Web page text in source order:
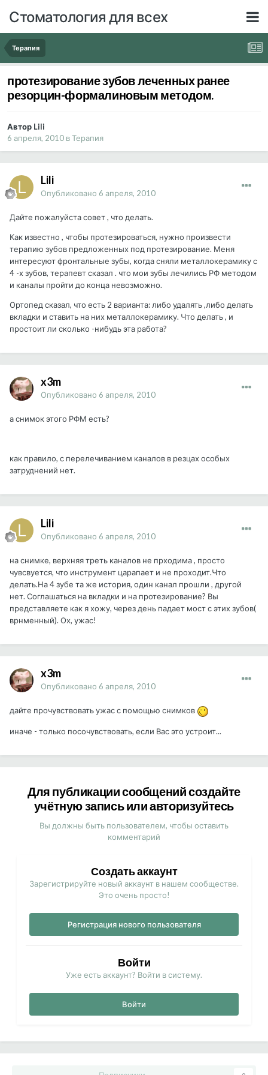
Стоматология для всех
Терапия
протезирование зубов леченных ранее
резорцин-формалиновым методом.
Автор Lili
6 апреля, 2010 вТерапия
Lili
Опубликовано 6 апреля, 2010
Дайте пожалуйста совет , что делать.
Как известно , чтобы протезироваться, нужно произвести
терапию зубов предложенных под протезирование. Меня
интересуют фронтальные зубы, когда сняли металлокерамику с
4 -х зубов, терапевт сказал . что мои зубы лечились РФ методом
и каналы пройти до конца невозможно.
Ортопед сказал, что есть 2 варианта: либо удалять ,либо делать
вкладки и ставить на них металлокерамику. Что делать , и
простоит ли сколько -нибудь эта работа?
x3m
Опубликовано 6 апреля, 2010
а снимок этого РФМ есть?
как правило, с перелечиванием каналов в резцах особых
затруднений нет.
Lili
Опубликовано 6 апреля, 2010
на снимке, верхняя треть каналов не прходима , просто
чувсвуется, что инструмент царапает и не проходит.Что
делать.На 4 зубе та же история, один канал прошли , другой
нет. Соглашаться на вкладки и на протезирование? Вы
представляете как я хожу, через день падает мост с этих зубов(
врнменный). Ох, ужас!
x3m
Опубликовано 6 апреля, 2010
дайте прочувствовать ужас с помощью снимков
иначе - только посочувствовать, если Вас это устроит...
Для публикации сообщений создайте
учётную запись или авторизуйтесь
Вы должны быть пользователем, чтобы оставить
комментарий
Создать аккаунт
Зарегистрируйте новый аккаунт в нашем сообществе.
Это очень просто!
Регистрация нового пользователя
Войти
Уже есть аккаунт? Войти в систему.
Войти